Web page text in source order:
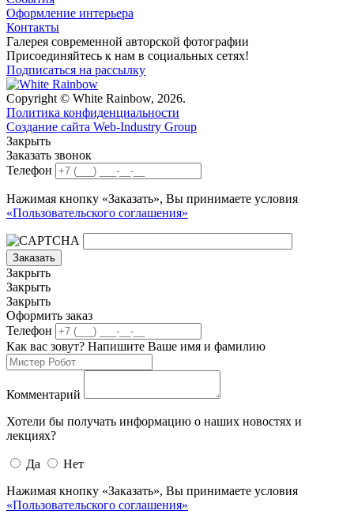
Оформление интерьера
Контакты
Галерея современной авторской фотографии
Присоединяйтесь к нам в социальных сетях!
Подписаться на рассылку
Copyright © White Rainbow, 2026.
Политика конфиденциальности
Создание сайта Web-Industry Group
Закрыть
Заказать звонок
Телефон
Нажимая кнопку «Заказать», Вы принимаете условия
«Пользовательского соглашения»
Заказать
Закрыть
Закрыть
Закрыть
Оформить заказ
Телефон
Как вас зовут? Напишите Ваше имя и фамилию
Комментарий
Хотели бы получать информацию о наших новостях и
лекциях?
Да
Нет
Нажимая кнопку «Заказать», Вы принимаете условия
«Пользовательского соглашения»